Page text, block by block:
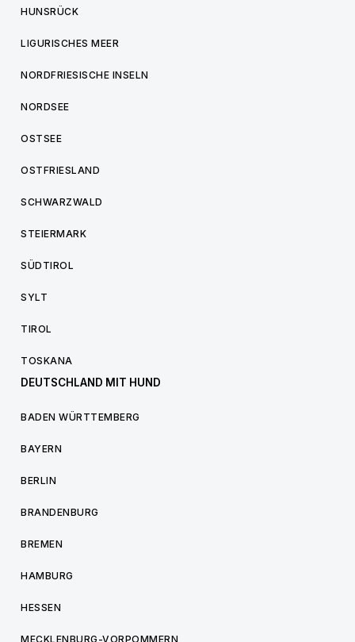
HUNSRÜCK
LIGURISCHES MEER
NORDFRIESISCHE INSELN
NORDSEE
OSTSEE
OSTFRIESLAND
SCHWARZWALD
STEIERMARK
SÜDTIROL
SYLT
TIROL
TOSKANA
DEUTSCHLAND MIT HUND
BADEN WÜRTTEMBERG
BAYERN
BERLIN
BRANDENBURG
BREMEN
HAMBURG
HESSEN
MECKLENBURG-VORPOMMERN